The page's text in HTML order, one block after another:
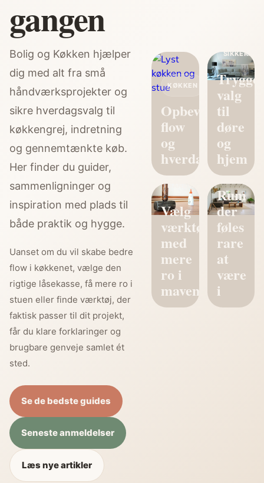
gangen
Bolig og Køkken hjælper
dig med alt fra små
håndværksprojekter og
sikre hverdagsvalg til
køkkengrej, indretning
og gennemtænkte køb.
Her finder du guider,
sammenligninger og
inspiration med plads til
både praktik og hygge.
Uanset om du vil skabe bedre
flow i køkkenet, vælge den
rigtige låsekasse, få mere ro i
stuen eller finde værktøj, der
faktisk passer til dit projekt,
får du klare forklaringer og
brugbare genveje samlet ét
sted.
Se de bedste guides
Seneste anmeldelser
Læs nye artikler
KØKKEN
Opbevaring,
flow
og
hverdagsro
SIKKERHED
Trygge
valg
til
døre
og
hjem
HÅNDVÆRK
Vælg
værktøj
med
mere
ro i
maven
Rum
der
føles
rare
at
være
i